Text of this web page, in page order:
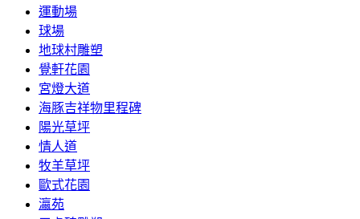
運動場
球場
地球村雕塑
覺軒花園
宮燈大道
海豚吉祥物里程碑
陽光草坪
情人道
牧羊草坪
歐式花園
瀛苑